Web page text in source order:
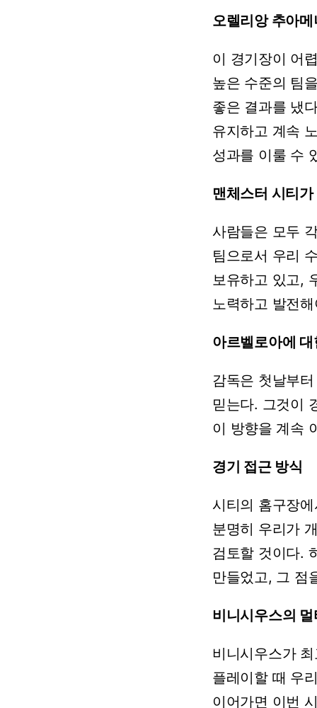
오렐리앙 추아
이 경기장이 어
높은 수준의 팀
좋은 결과를 냈
유지하고 계속
성과를 이룰 수
맨체스터 시티가
사람들은 모두
팀으로서 우리
보유하고 있고,
노력하고 발전
아르벨로아에 대
감독은 첫날부터
믿는다. 그것이
이 방향을 계속
경기 접근방식
시티의 홈구장
분명히 우리가
검토할 것이다.
만들었고, 그 점
비니시우스의
비니시우스가
플레이할 때 우
이어가면 이번